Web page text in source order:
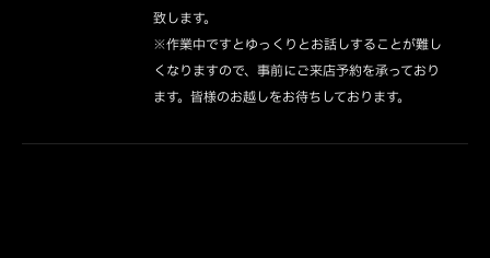
致します。
※作業中ですとゆっくりとお話しすることが難し
くなりますので、事前にご来店予約を承っており
ます。皆様のお越しをお待ちしております。